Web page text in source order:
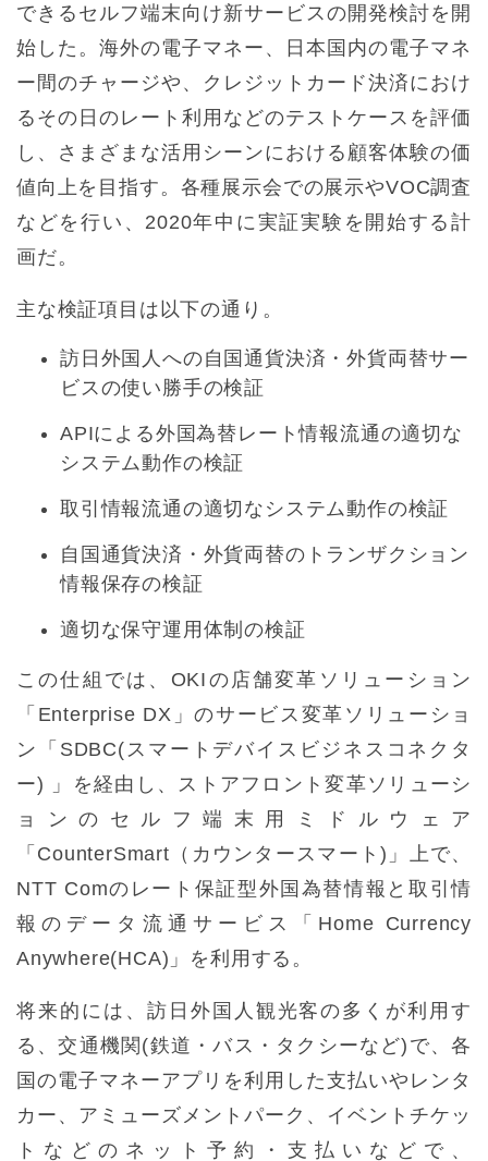
できるセルフ端末向け新サービスの開発検討を開
始した。海外の電子マネー、日本国内の電子マネ
ー間のチャージや、クレジットカード決済におけ
るその日のレート利用などのテストケースを評価
し、さまざまな活用シーンにおける顧客体験の価
値向上を目指す。各種展示会での展示やVOC調査
などを行い、2020年中に実証実験を開始する計
画だ。
主な検証項目は以下の通り。
訪日外国人への自国通貨決済・外貨両替サー
ビスの使い勝手の検証
APIによる外国為替レート情報流通の適切な
システム動作の検証
取引情報流通の適切なシステム動作の検証
自国通貨決済・外貨両替のトランザクション
情報保存の検証
適切な保守運用体制の検証
この仕組では、OKIの店舗変革ソリューション
「Enterprise DX」のサービス変革ソリューショ
ン「SDBC(スマートデバイスビジネスコネクタ
ー) 」を経由し、ストアフロント変革ソリューシ
ョンのセルフ端末用ミドルウェア
「CounterSmart（カウンタースマート)」上で、
NTT Comのレート保証型外国為替情報と取引情
報のデータ流通サービス「Home Currency
Anywhere(HCA)」を利用する。
将来的には、訪日外国人観光客の多くが利用す
る、交通機関(鉄道・バス・タクシーなど)で、各
国の電子マネーアプリを利用した支払いやレンタ
カー、アミューズメントパーク、イベントチケッ
トなどのネット予約・支払いなどで、